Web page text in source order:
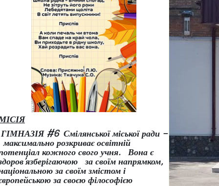
ГІМНАЗІЯ #6 Смілянської міської ради –
розкриває освітній
кожного свого учня.
Вона є
’язберігаючою за своїм напрямком,
за своїм змістом і
за своєю філософією